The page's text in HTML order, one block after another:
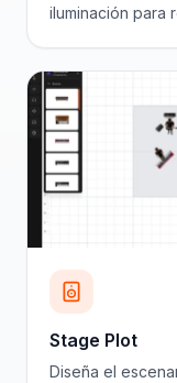
iluminación para
Stage Plot
Diseña el